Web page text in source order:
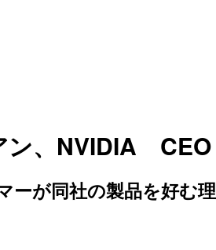
ン、NVIDIA CEO
ーが同社の製品を好む